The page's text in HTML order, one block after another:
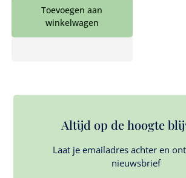
Toevoegen aan
winkelwagen
Altijd op de hoogte
Laat je emailadres achter en
nieuwsbrief